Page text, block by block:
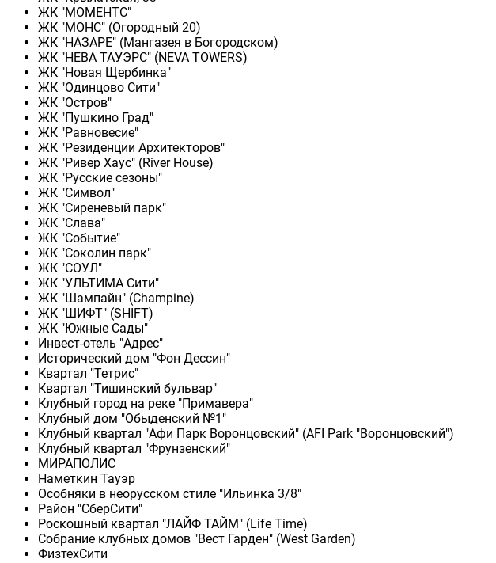
ЖК "МОМЕНТС"
ЖК "МОНС" (Огородный 20)
ЖК "НАЗАРЕ" (Мангазея в Богородском)
ЖК "НЕВА ТАУЭРС" (NEVA TOWERS)
ЖК "Новая Щербинка"
ЖК "Одинцово Сити"
ЖК "Остров"
ЖК "Пушкино Град"
ЖК "Равновесие"
ЖК "Резиденции Архитекторов"
ЖК "Ривер Хаус" (River Нouse)
ЖК "Русские сезоны"
ЖК "Символ"
ЖК "Сиреневый парк"
ЖК "Слава"
ЖК "Событие"
ЖК "Соколин парк"
ЖК "СОУЛ"
ЖК "УЛЬТИМА Сити"
ЖК "Шампайн" (Champine)
ЖК "ШИФТ" (SHIFT)
ЖК "Южные Сады"
Инвест-отель "Адрес"
Исторический дом "Фон Дессин"
Квартал "Тетрис"
Квартал "Тишинский бульвар"
Клубный город на реке "Примавера"
Клубный дом "Обыденский №1"
Клубный квартал "Афи Парк Воронцовский" (AFI Park "Воронцовский")
Клубный квартал "Фрунзенский"
МИРАПОЛИС
Наметкин Тауэр
Особняки в неорусском стиле "Ильинка 3/8"
Район "СберСити"
Роскошный квартал "ЛАЙФ ТАЙМ" (Life Time)
Собрание клубных домов "Вест Гарден" (West Garden)
ФизтехСити